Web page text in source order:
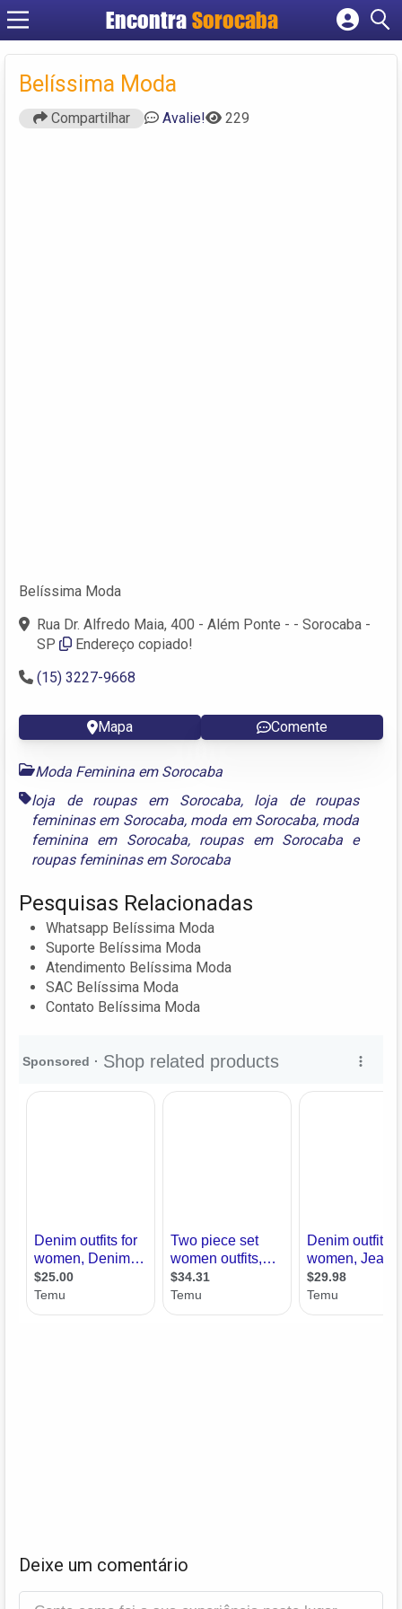
EncontraSorocaba
Cadastrar empresa
Belíssima Moda
Compartilhar Avalie! 229
Belíssima Moda
Rua Dr. Alfredo Maia, 400 - Além Ponte - - Sorocaba -
SP
Endereço copiado!
(15) 3227-9668
Mapa Comente
Moda Feminina em Sorocaba
loja de roupas em Sorocaba, loja de roupas
femininas em Sorocaba, moda em Sorocaba, moda
feminina em Sorocaba, roupas em Sorocaba e
roupas femininas em Sorocaba
Pesquisas Relacionadas
Whatsapp Belíssima Moda
Suporte Belíssima Moda
Atendimento Belíssima Moda
SAC Belíssima Moda
Contato Belíssima Moda
Deixe um comentário